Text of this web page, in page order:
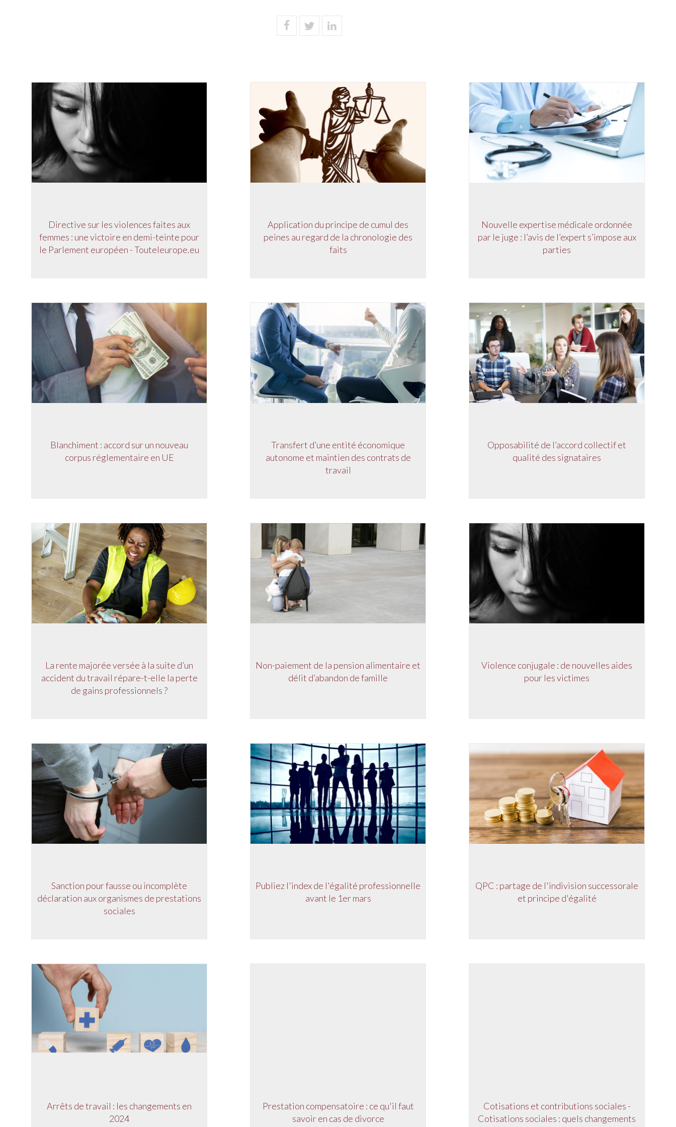
Directive sur les violences faites aux
femmes : une victoire en demi-teinte pour
le Parlement européen - Touteleurope.eu
Application du principe de cumul des
peines au regard de la chronologie des
faits
Nouvelle expertise médicale ordonnée
par le juge : l’avis de l’expert s’impose aux
parties
Blanchiment : accord sur un nouveau
corpus réglementaire en UE
Transfert d’une entité économique
autonome et maintien des contrats de
travail
Opposabilité de l’accord collectif et
qualité des signataires
La rente majorée versée à la suite d’un
accident du travail répare-t-elle la perte
de gains professionnels ?
Non-paiement de la pension alimentaire et
délit d’abandon de famille
Violence conjugale : de nouvelles aides
pour les victimes
Sanction pour fausse ou incomplète
déclaration aux organismes de prestations
sociales
Publiez l'index de l'égalité professionnelle
avant le 1er mars
QPC : partage de l'indivision successorale
et principe d'égalité
Arrêts de travail : les changements en
2024
Prestation compensatoire : ce qu'il faut
savoir en cas de divorce
Cotisations et contributions sociales -
Cotisations sociales : quels changements